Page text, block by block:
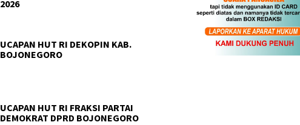
2026
UCAPAN HUT RI DEKOPIN KAB.
BOJONEGORO
UCAPAN HUT RI FRAKSI PARTAI
DEMOKRAT DPRD BOJONEGORO